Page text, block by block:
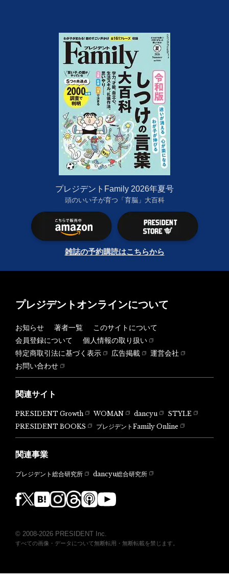
プレジデントFamily 2026年夏号
頭のいい子が育つ「育脳」大百科
雑誌の予約購読はこちらから
プレジデントオンラインについて
お知らせ 著者一覧
このサイトについて
会員登録について
個人情報の取り扱い
特定商取引法に基づく表示
広告掲載
運営会社
お問い合わせ
関連サイト
PRESIDENT Growth WOMAN dancyu
STYLE
PRESIDENT BOOKS
プレジデントFamily Online
関連事業
プレジデント総合研究所 dancyu総合研究所
© 2008-2026 PRESIDENT Inc.
すべての画像・データについて無断転用・無断転載を禁じます。